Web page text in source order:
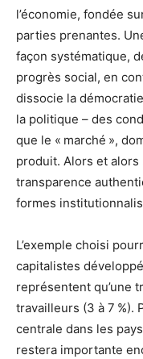
l’économie, fondée
parties prenantes.
façon systématique,
progrès social, en
dissocie la
la politique – des
que le « marché »,
produit. Alors et
transparence
formes
L’exemple choisi
capitalistes
représentent qu’une
travailleurs (3 à 7 %).
centrale dans les
restera importante